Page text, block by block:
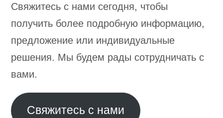
Свяжитесь с нами сегодня, чтобы
получить более подробную информацию,
предложение или индивидуальные
решения. Мы будем рады сотрудничать с
вами.
Свяжитесь с нами